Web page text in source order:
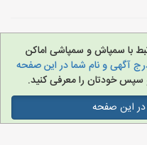
با سمپاش و سمپاشی اماکن
آگهی و نام شما در این صفحه
خودتان را معرفی کنید.
در این صفحه